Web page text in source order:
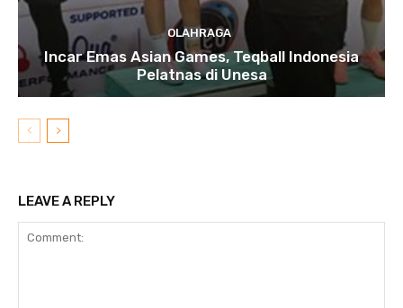
OLAHRAGA
Incar Emas Asian Games, Teqball Indonesia
Pelatnas di Unesa
LEAVE A REPLY